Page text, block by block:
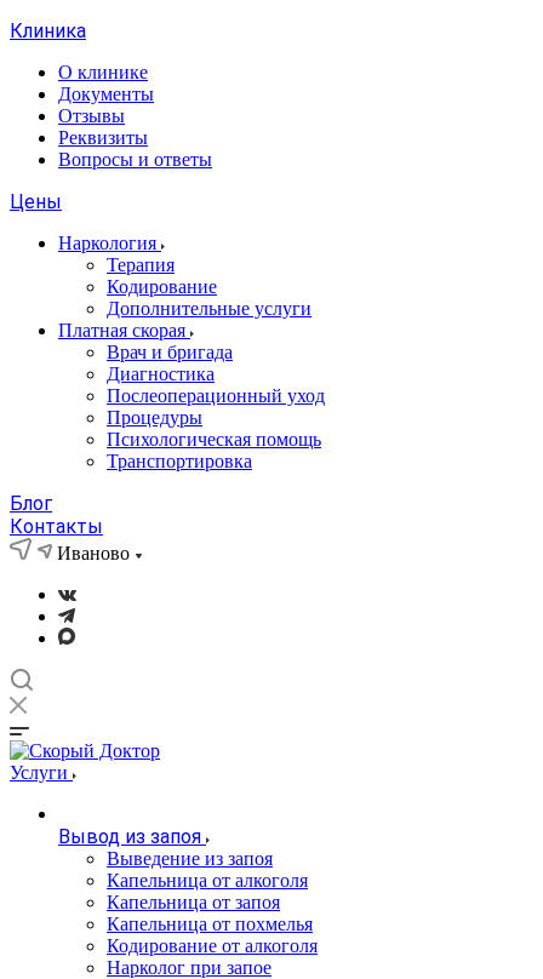
Клиника
О клинике
Документы
Отзывы
Реквизиты
Вопросы и ответы
Цены
Наркология
Терапия
Кодирование
Дополнительные услуги
Платная скорая
Врач и бригада
Диагностика
Послеоперационный уход
Процедуры
Психологическая помощь
Транспортировка
Блог
Контакты
Иваново
Услуги
Вывод из запоя
Выведение из запоя
Капельница от алкоголя
Капельница от запоя
Капельница от похмелья
Кодирование от алкоголя
Нарколог при запое